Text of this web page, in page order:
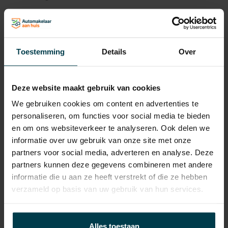
Toestemming Details Over
Deze website maakt gebruik van cookies
We gebruiken cookies om content en advertenties te
personaliseren, om functies voor social media te bieden
en om ons websiteverkeer te analyseren. Ook delen we
informatie over uw gebruik van onze site met onze
partners voor social media, adverteren en analyse. Deze
partners kunnen deze gegevens combineren met andere
informatie die u aan ze heeft verstrekt of die ze hebben
verzameld op basis van uw gebruik van hun services.
Alles toestaan
Onderhoudsboekje
aanwezig?
Ja, dealeronderhouden
Bijtelling
22 %
Energielabel
Gemiddeld verbruik
7.4 L/100KM
Verbruik stad
9.8 L/100KM
Verbruik snelweg
5.9 L/100KM
Wegenbelasting min
€ 307 /kwartaal